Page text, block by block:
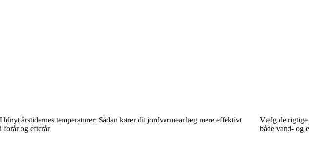
Udnyt årstidernes temperaturer: Sådan kører dit jordvarmeanlæg mere effektivt
i forår og efterår
Vælg de rigtige
både vand- og